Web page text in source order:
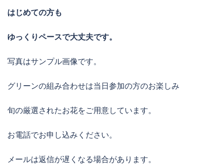
はじめての方も
ゆっくりペースで大丈夫です。
写真はサンプル画像です。
グリーンの組み合わせは当日参加の方のお楽しみ
旬の厳選されたお花をご用意しています。
お電話でお申し込みください。
メールは返信が遅くなる場合があります。